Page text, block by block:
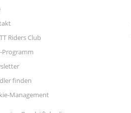
Riders Club
Programm
finden
Management